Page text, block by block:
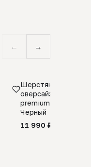
← →
Шерстяной свитер
оверсайз 100%
premium merino
Черный
11 990 ₽